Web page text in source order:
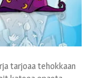
tarjoaa tehokkaan